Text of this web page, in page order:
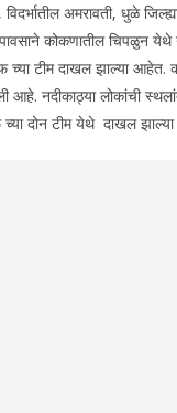
अमरावती, धुळे
कोकणातील चिपळुन येथे
टीम दाखल झाल्या आहेत.
आहे. नदीकाठ्या लोकांची
च्या दोन टीम येथे दाखल